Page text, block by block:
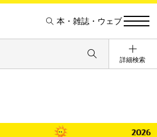
本・雑誌・ウェブ
詳細検索